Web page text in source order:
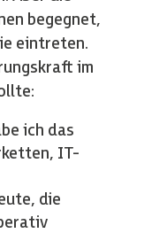
begegnet,
eintreten.
im
ich das
IT-
die